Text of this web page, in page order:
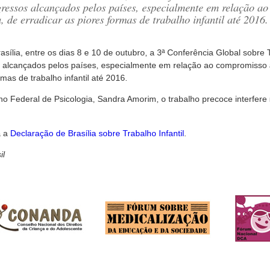
alcançados pelos países, especialmente em relação
de erradicar as piores formas de trabalho infantil até
entre os dias 8 e 10 de outubro, a 3ª Conferência Global sobre
pelos países, especialmente em relação ao
de trabalho infantil até 2016.
Federal de Psicologia, Sandra Amorim, o trabalho precoce
a Declaração de Brasília sobre Trabalho Infantil